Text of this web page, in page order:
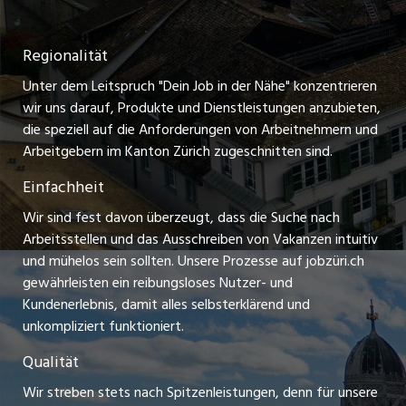
Temporäre Jobs
Freelance Jobs
Praktikum-Jobs
Lehrstellen
Ferienjobs
Führungspositionen
Arbeitgeber
Jobline
Nutzungsbedingungen
Impressum
Stellenmeldepflicht
zentraljob.ch
myjob.ch
schaffu.ch (VS)
ajourjob.ch
limmattalerzeitung.ch
radio24.ch
toxic.fm
telezüri.ch
Regionalität
Unter dem Leitspruch "Dein Job in der Nähe" konzentrieren
wir uns darauf, Produkte und Dienstleistungen anzubieten,
die speziell auf die Anforderungen von Arbeitnehmern und
Arbeitgebern im Kanton Zürich zugeschnitten sind.
Einfachheit
Wir sind fest davon überzeugt, dass die Suche nach
Arbeitsstellen und das Ausschreiben von Vakanzen intuitiv
und mühelos sein sollten. Unsere Prozesse auf jobzüri.ch
gewährleisten ein reibungsloses Nutzer- und
Kundenerlebnis, damit alles selbsterklärend und
unkompliziert funktioniert.
Qualität
Wir streben stets nach Spitzenleistungen, denn für unsere